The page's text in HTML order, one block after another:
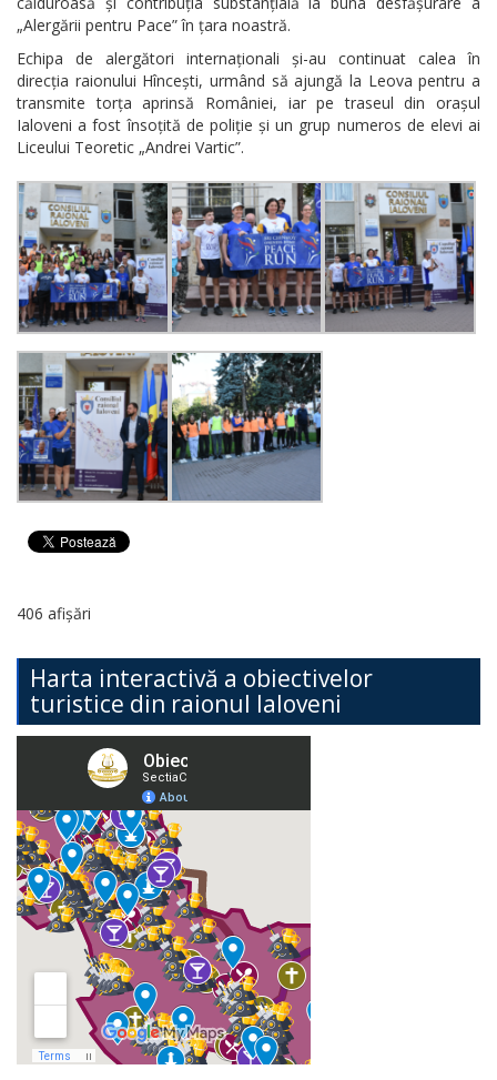
„Alergării pentru Pace” în țara noastră.
Echipa de alergători internaționali și-au continuat calea în
direcția raionului Hîncești, urmând să ajungă la Leova pentru a
transmite torța aprinsă României, iar pe traseul din orașul
Ialoveni a fost însoțită de poliție și un grup numeros de elevi ai
Liceului Teoretic „Andrei Vartic”.
406 afișări
Harta interactivă a obiectivelor
turistice din raionul Ialoveni